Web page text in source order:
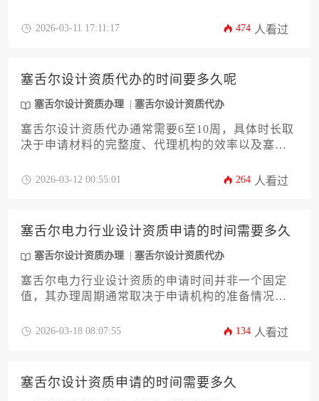
周至数月不等。具体时长会受到申请路径选择、文
2026-03-11 17:11:17 474 人看过
塞舌尔设计资质代办的时间要多久呢
塞舌尔设计资质办理 塞舌尔设计资质代办
塞舌尔设计资质代办通常需要6至10周，具体时长取
决于申请材料的完整度、代理机构的效率以及塞舌
办机构是缩短周期、确保成功的关键。
2026-03-12 00:55:01 264 人看过
塞舌尔电力行业设计资质申请的时间需要多久
塞舌尔设计资质办理 塞舌尔设计资质代办
塞舌尔电力行业设计资质的申请时间并非一个固定
值，其办理周期通常取决于申请机构的准备情况、
说，从启动准备到最终获得批准，整个过程可能需
是关键。
2026-03-18 08:07:55 134 人看过
塞舌尔设计资质申请的时间需要多久